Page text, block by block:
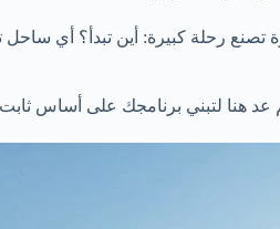
رحلة كبيرة: أين تبدأ؟ أي
عد هنا لتبني برنامجك على أساس